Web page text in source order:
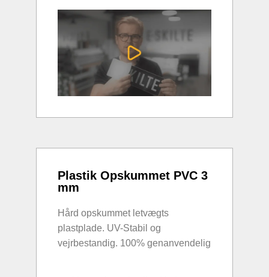
Plastik Opskummet PVC 3
mm
Hård opskummet letvægts
plastplade. UV-Stabil og
vejrbestandig. 100% genanvendelig